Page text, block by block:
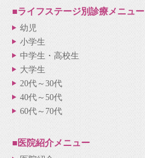
■ライフステージ別診療メニュー
幼児
小学生
中学生・高校生
大学生
20代～30代
40代～50代
60代～70代
■医院紹介メニュー